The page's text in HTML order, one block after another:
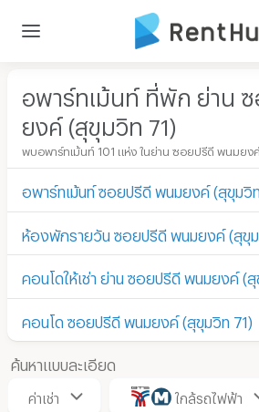
อพาร์ทเม้นท์ ที่พัก ย่าน
ยงค์ (สุขุมวิท 71)
พบอพาร์ทเม้นท์ 101 แห่ง ในย่าน ซอยปรีดี พนมยง
อพาร์ทเม้นท์ ซอยปรีดี พนมยงค์ (สุขุมวิท
ห้องพักรายวัน ซอยปรีดี พนมยงค์ (สุขุม
คอนโดให้เช่า ย่าน ซอยปรีดี พนมยงค์ (สุ
คอนโด ซอยปรีดี พนมยงค์ (สุขุมวิท 71)
ค้นหาแบบละเอียด
ค่าเช่า ใกล้รถไฟฟ้า